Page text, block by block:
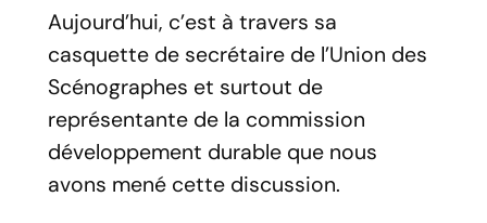
Aujourd’hui, c’est à travers sa
casquette de secrétaire de l’Union des
Scénographes et surtout de
représentante de la commission
développement durable que nous
avons mené cette discussion.